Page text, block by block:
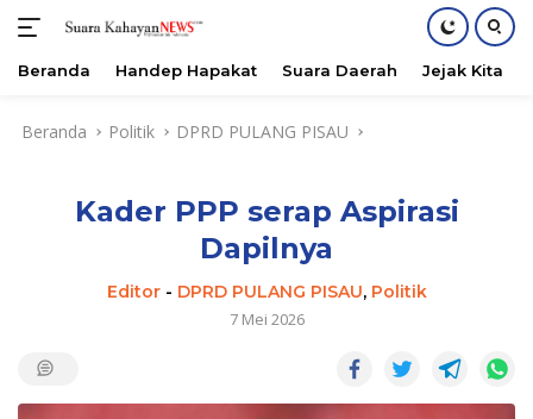
Beranda Handep Hapakat Suara Daerah Jejak Kita
Beranda Politik DPRD PULANG PISAU
Kader PPP serap Aspirasi
Dapilnya
Editor- DPRD PULANG PISAU, Politik
7 Mei 2026